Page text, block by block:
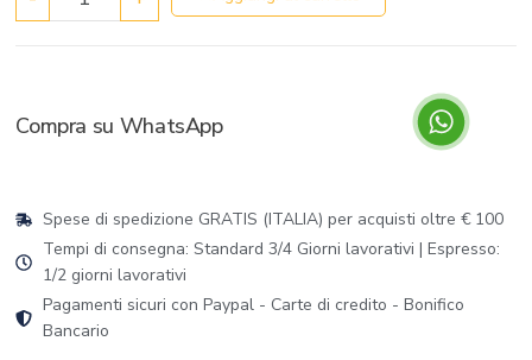
Compra su WhatsApp
Spese di spedizione GRATIS (ITALIA) per acquisti oltre € 100
Tempi di consegna: Standard 3/4 Giorni lavorativi | Espresso:
1/2 giorni lavorativi
Pagamenti sicuri con Paypal - Carte di credito - Bonifico
Bancario